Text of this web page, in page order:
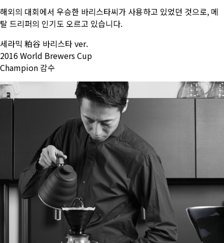
해외의 대회에서 우승한 바리스타씨가 사용하고 있었던 것으로, 메
탈 드리퍼의 인기도 오르고 있습니다.
세라믹 粕谷 바리스타 ver.
2016 World Brewers Cup
Champion 감수